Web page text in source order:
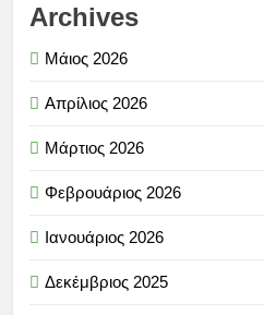
Archives
Μάιος 2026
Απρίλιος 2026
Μάρτιος 2026
Φεβρουάριος 2026
Ιανουάριος 2026
Δεκέμβριος 2025